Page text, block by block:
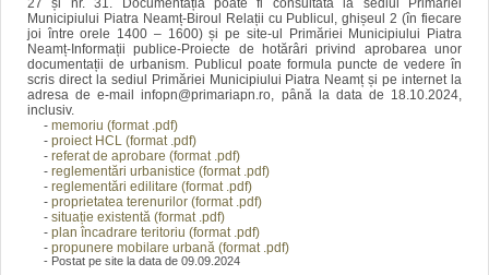
27 și nr. 31. Documentația poate fi consultată la sediul Primăriei
Municipiului Piatra Neamț-Biroul Relații cu Publicul, ghișeul 2 (în fiecare
joi între orele 1400 – 1600) și pe site-ul Primăriei Municipiului Piatra
Neamț-Informații publice-Proiecte de hotărâri privind aprobarea unor
documentații de urbanism. Publicul poate formula puncte de vedere în
scris direct la sediul Primăriei Municipiului Piatra Neamț și pe internet la
adresa de e-mail infopn@primariapn.ro, până la data de 18.10.2024,
inclusiv.
- memoriu (format .pdf)
- proiect HCL (format .pdf)
- referat de aprobare (format .pdf)
- reglementări urbanistice (format .pdf)
- reglementări edilitare (format .pdf)
- proprietatea terenurilor (format .pdf)
- situație existentă (format .pdf)
- plan încadrare teritoriu (format .pdf)
- propunere mobilare urbană (format .pdf)
- Postat pe site la data de 09.09.2024